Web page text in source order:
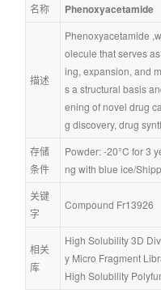
名称 Phenoxyacetamide
描述
Phenoxyacetamide
olecule that serves
ing, expansion, and
s a structural basis
ening of novel drug
g discovery, drug
存储
条件
Powder: -20°C for 3
ng with blue ice/
关键
字
Compound Fr13926
相关
库
High Solubility 3D
y Micro Fragment
High Solubility